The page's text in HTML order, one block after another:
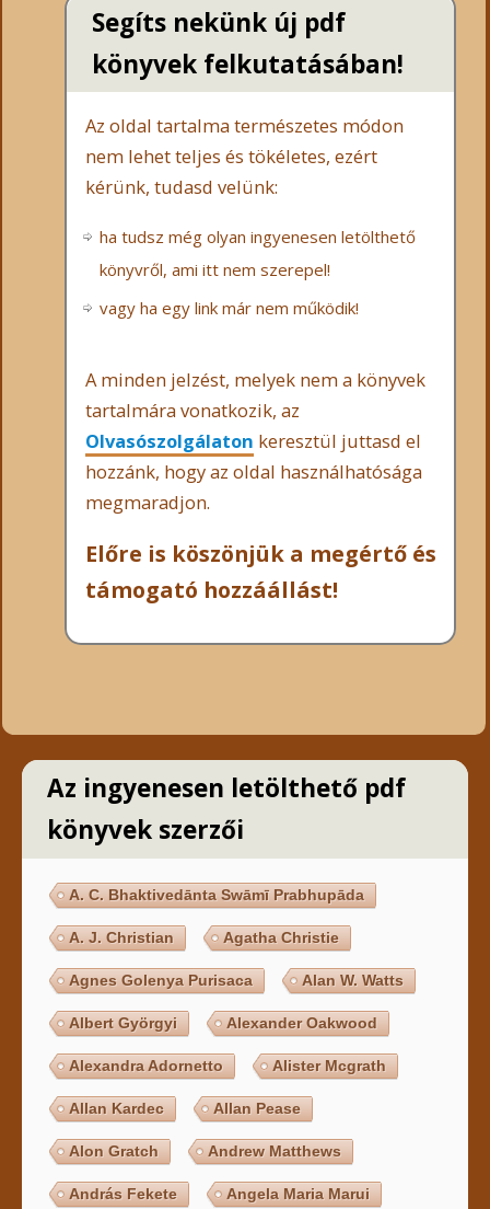
Segíts nekünk új pdf
könyvek felkutatásában!
Az oldal tartalma természetes módon
nem lehet teljes és tökéletes, ezért
kérünk, tudasd velünk:
ha tudsz még olyan ingyenesen letölthető
könyvről, ami itt nem szerepel!
vagy ha egy link már nem működik!
A minden jelzést, melyek nem a könyvek
tartalmára vonatkozik, az
Olvasószolgálaton keresztül juttasd el
hozzánk, hogy az oldal használhatósága
megmaradjon.
Előre is köszönjük a megértő és
támogató hozzáállást!
Az ingyenesen letölthető pdf
könyvek szerzői
A. C. Bhaktivedānta Swāmī Prabhupāda
A. J. Christian Agatha Christie
Agnes Golenya Purisaca Alan W. Watts
Albert Györgyi Alexander Oakwood
Alexandra Adornetto Alister Mcgrath
Allan Kardec Allan Pease
Alon Gratch Andrew Matthews
András Fekete Angela Maria Marui